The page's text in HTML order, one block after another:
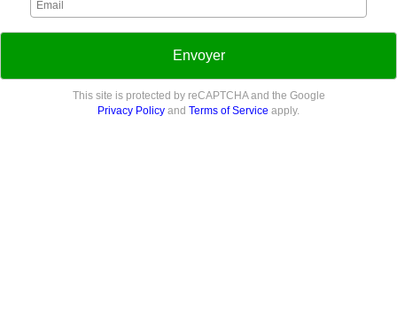
Envoyer
This site is protected by reCAPTCHA and the Google
Privacy Policy and Terms of Service apply.